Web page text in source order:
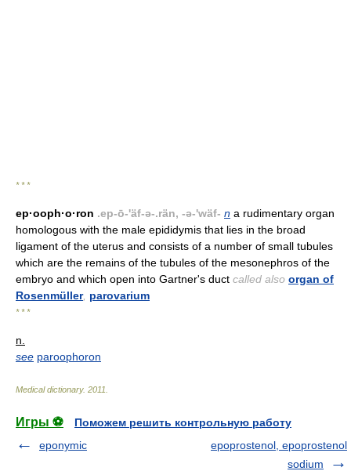
* * *
ep·ooph·o·ron .ep-ō-'äf-ə-.rän, -ə-'wäf- n a rudimentary organ
homologous with the male epididymis that lies in the broad
ligament of the uterus and consists of a number of small tubules
which are the remains of the tubules of the mesonephros of the
embryo and which open into Gartner's duct called also organ of
Rosenmüller, parovarium
* * *
n.
see paroophoron
Medical dictionary. 2011
Игры ⚽
Поможем решить контрольную работу
eponymic
epoprostenol, epoprostenol
sodium